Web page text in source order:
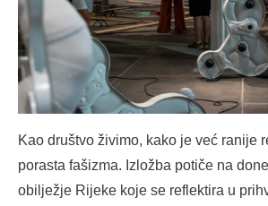
Kao društvo živimo, kako je već ranije
porasta fašizma. Izložba potiče na
obilježje Rijeke koje se reflektira u